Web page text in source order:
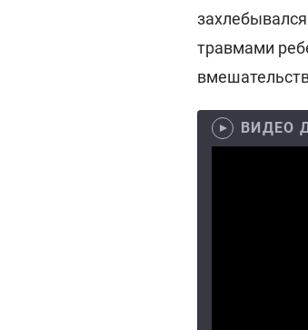
травмами
ВИДЕО